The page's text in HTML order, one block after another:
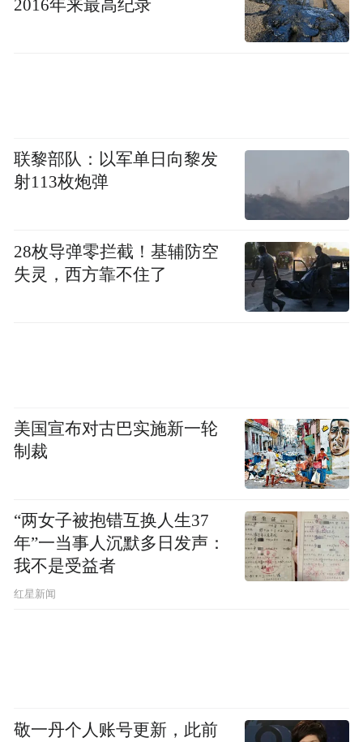
2016年来最高纪录
联黎部队：以军单日向黎发
射113枚炮弹
28枚导弹零拦截！基辅防空
失灵，西方靠不住了
美国宣布对古巴实施新一轮
制裁
“两女子被抱错互换人生37
年”一当事人沉默多日发声：
我不是受益者
红星新闻
敬一丹个人账号更新，此前